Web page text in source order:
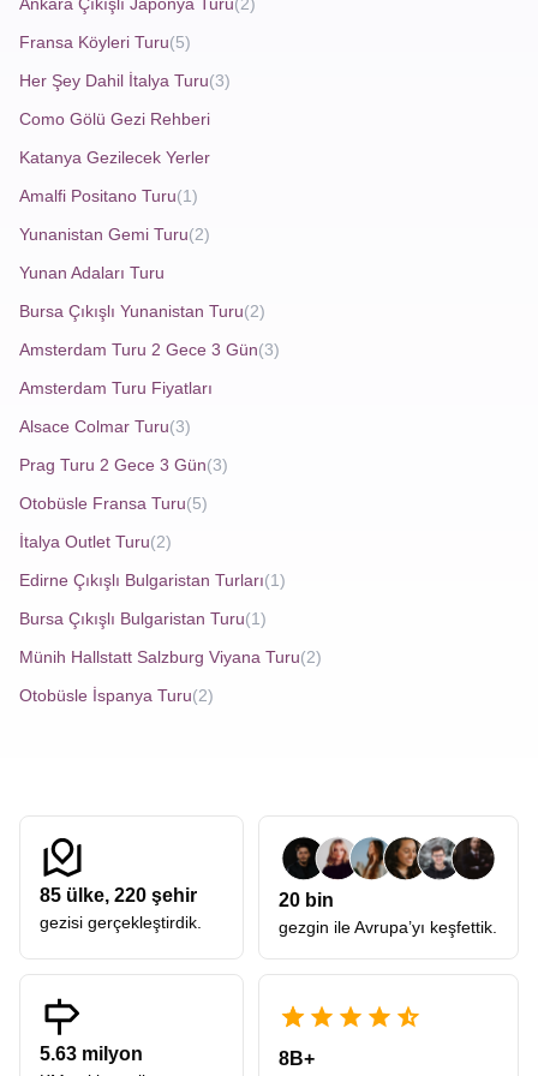
artmasıyla fiyatlar genel olarak yükselirken, sezon dışı
dönemlerde daha uygun fırsatlar yakalamak mümkündür.
Tur paketlerinde genellikle ulaşım, otel konaklaması,
rehberlik hizmetleri ve bazı öğünler de dâhil olur. Lüks otel
seçeneklerinden daha ekonomik pansiyonlara kadar geniş
Fırsatlarıuygun fiyatları da kapsadığında muhteşem
kampanyalar ortaya çıkıyor. Avrupa Rüyası ile sizler de bu
Fransa Köyleri Turu(5)
Her Şey Dahil İtalya Turu(3)
Como Gölü Gezi Rehberi
Katanya Gezilecek Yerler
Amalfi Positano Turu(1)
Yunanistan Gemi Turu(2)
Yunan Adaları Turu
Bursa Çıkışlı Yunanistan Turu(2)
Amsterdam Turu 2 Gece 3 Gün(3)
Amsterdam Turu Fiyatları
Alsace Colmar Turu(3)
Prag Turu 2 Gece 3 Gün(3)
Otobüsle Fransa Turu(5)
İtalya Outlet Turu(2)
Edirne Çıkışlı Bulgaristan Turları(1)
Bursa Çıkışlı Bulgaristan Turu(1)
Münih Hallstatt Salzburg Viyana Turu(2)
Otobüsle İspanya Turu(2)
85 ülke, 220 şehir
gezisi gerçekleştirdik.
20 bin
gezgin ile Avrupa’yı keşfettik.
5.63 milyon 8B+